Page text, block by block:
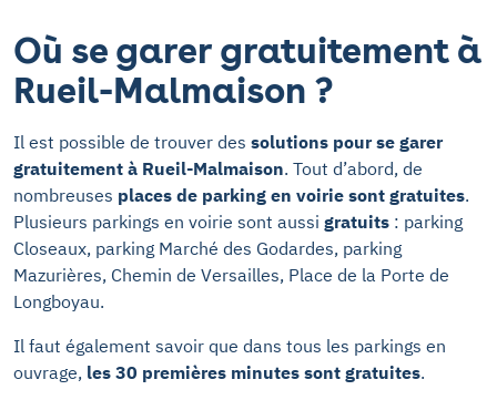
Où se garer gratuitement à
Rueil-Malmaison ?
Il est possible de trouver des solutions pour se garer
gratuitement à Rueil-Malmaison. Tout d’abord, de
nombreuses places de parking en voirie sont gratuites.
Plusieurs parkings en voirie sont aussi gratuits : parking
Closeaux, parking Marché des Godardes, parking
Mazurières, Chemin de Versailles, Place de la Porte de
Longboyau.
Il faut également savoir que dans tous les parkings en
ouvrage, les 30 premières minutes sont gratuites.